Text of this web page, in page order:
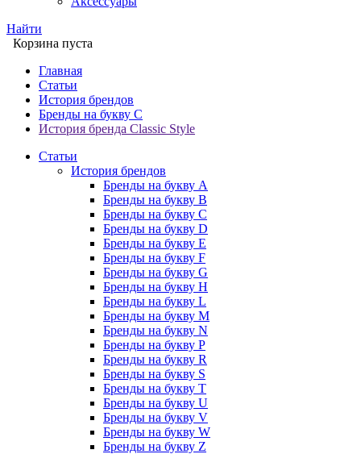
Найти
Корзина пуста
Главная
Статьи
История брендов
Бренды на букву C
История бренда Classic Style
Статьи
История брендов
Бренды на букву A
Бренды на букву B
Бренды на букву C
Бренды на букву D
Бренды на букву E
Бренды на букву F
Бренды на букву G
Бренды на букву H
Бренды на букву L
Бренды на букву M
Бренды на букву N
Бренды на букву P
Бренды на букву R
Бренды на букву S
Бренды на букву T
Бренды на букву U
Бренды на букву V
Бренды на букву W
Бренды на букву Z